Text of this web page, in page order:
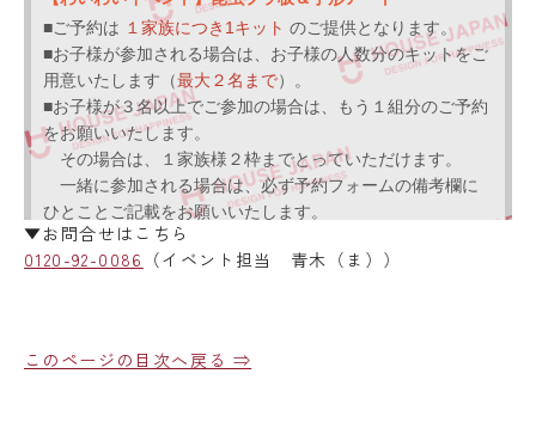
▼お問合せはこちら
0120-92-0086 （イベント担当 青木（ま））
このページの目次へ戻る ⇒